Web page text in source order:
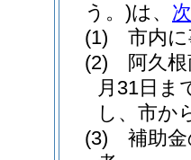
う。)は、
(1)
市内
(2)
阿久
月31日ま
し、市か
(3)
補助